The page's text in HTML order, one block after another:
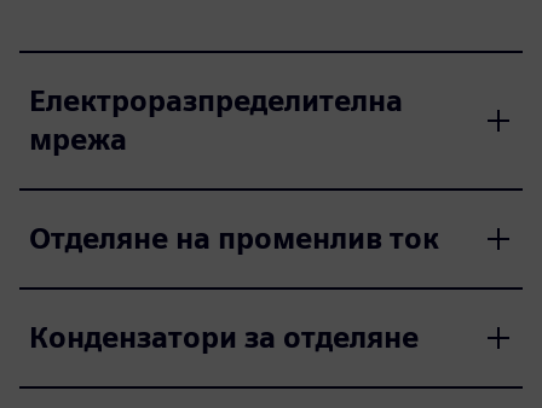
Електроразпределителна
мрежа
Отделяне на променлив ток
Кондензатори за отделяне